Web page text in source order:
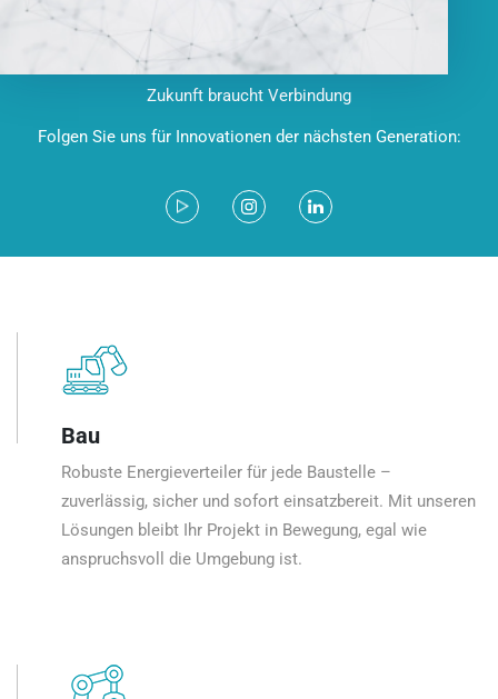
Zukunft braucht Verbindung
Folgen Sie uns für Innovationen der nächsten Generation:
Bau
Robuste Energieverteiler für jede Baustelle –
zuverlässig, sicher und sofort einsatzbereit. Mit unseren
Lösungen bleibt Ihr Projekt in Bewegung, egal wie
anspruchsvoll die Umgebung ist.